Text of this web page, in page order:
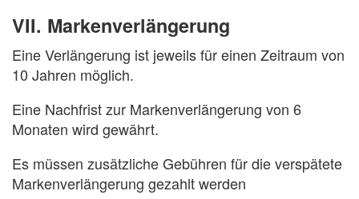
VII. Markenverlängerung
Eine Verlängerung ist jeweils für einen Zeitraum von
10 Jahren möglich.
Eine Nachfrist zur Markenverlängerung von 6
Monaten wird gewährt.
Es müssen zusätzliche Gebühren für die verspätete
Markenverlängerung gezahlt werden